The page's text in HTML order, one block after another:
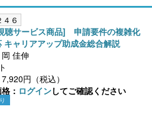
４６
聴サービス商品] 申請要件の複雑化
キャリアアップ助成金総合解説
佳伸
円（税込）
： ログインしてご確認ください